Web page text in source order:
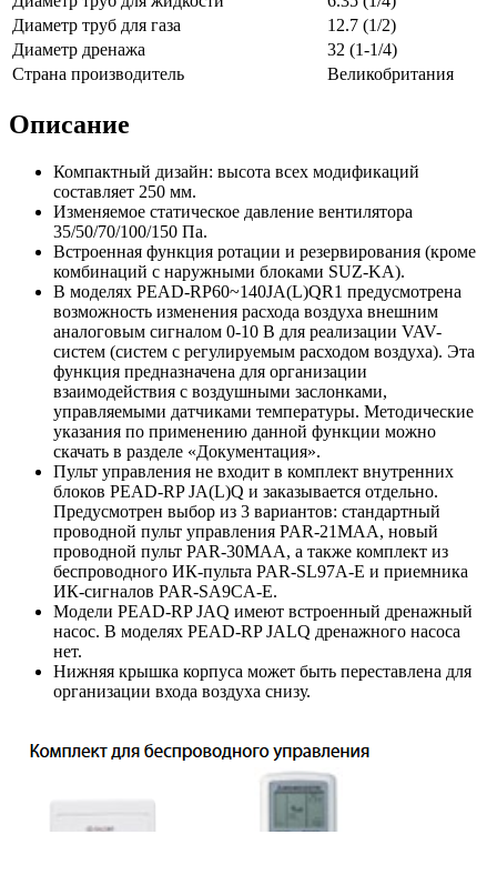
Диаметр труб для газа
12.7 (1/2)
Диаметр дренажа
32 (1-1/4)
Страна производитель
Великобритания
Описание
Компактный дизайн: высота всех модификаций
составляет 250 мм.
Изменяемое статическое давление вентилятора
35/50/70/100/150 Па.
Встроенная функция ротации и резервирования (кроме
комбинаций с наружными блоками SUZ-KA).
В моделях PEAD-RP60~140JA(L)QR1 предусмотрена
возможность изменения расхода воздуха внешним
аналоговым сигналом 0-10 В для реализации VAV-
систем (систем с регулируемым расходом воздуха). Эта
функция предназначена для организации
взаимодействия с воздушными заслонками,
управляемыми датчиками температуры. Методические
указания по применению данной функции можно
скачать в разделе «Документация».
Пульт управления не входит в комплект внутренних
блоков PEAD-RP JA(L)Q и заказывается отдельно.
Предусмотрен выбор из 3 вариантов: стандартный
проводной пульт управления PAR-21MAA, новый
проводной пульт PAR-30MAA, а также комплект из
беспроводного ИК-пульта PAR-SL97A-E и приемника
ИК-сигналов PAR-SA9CA-E.
Модели PEAD-RP JAQ имеют встроенный дренажный
насос. В моделях PEAD-RP JALQ дренажного насоса
нет.
Нижняя крышка корпуса может быть переставлена для
организации входа воздуха снизу.